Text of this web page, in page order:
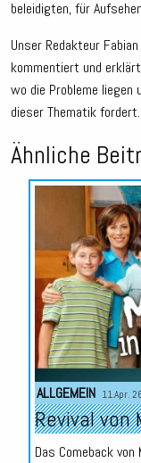
beleidigten, für
Unser Redakteur Fabian
kommentiert und
wo die Probleme liegen
dieser Thematik fordert.
Ähnliche
ALLGEMEIN 11.Apr.
Revival von
Das Comeback